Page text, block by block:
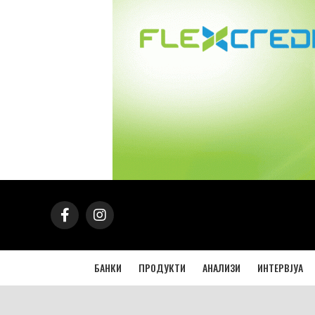
БАНКИ ПРОДУКТИ АНАЛИЗИ ИНТЕРВЈУА